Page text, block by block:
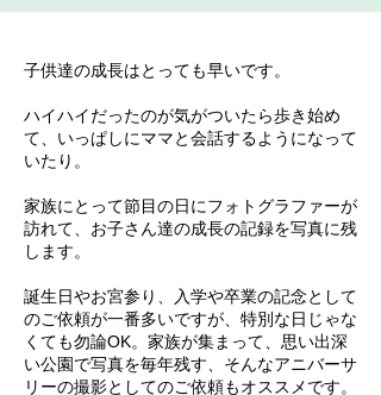
子供達の成長はとっても早いです。
ハイハイだったのが気がついたら歩き始め
て、いっぱしにママと会話するようになって
いたり。
家族にとって節目の日にフォトグラファーが
訪れて、お子さん達の成長の記録を写真に残
します。
誕生日やお宮参り、入学や卒業の記念として
のご依頼が一番多いですが、特別な日じゃな
くても勿論OK。家族が集まって、思い出深
い公園で写真を毎年残す、そんなアニバーサ
リーの撮影としてのご依頼もオススメです。